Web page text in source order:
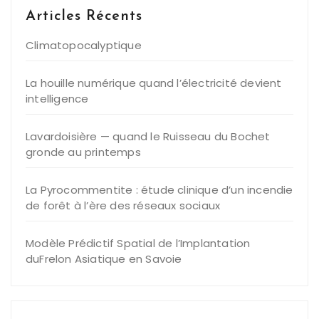
Articles Récents
Climatopocalyptique
La houille numérique quand l’électricité devient
intelligence
Lavardoisière — quand le Ruisseau du Bochet
gronde au printemps
La Pyrocommentite : étude clinique d’un incendie
de forêt à l’ère des réseaux sociaux
Modèle Prédictif Spatial de l’Implantation
duFrelon Asiatique en Savoie